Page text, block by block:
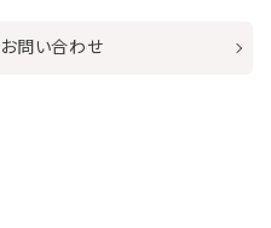
問い合わせ